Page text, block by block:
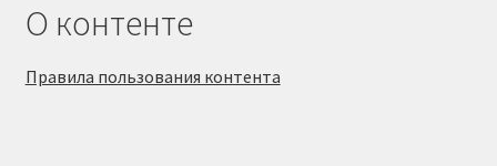
О контенте
Правила пользования контента